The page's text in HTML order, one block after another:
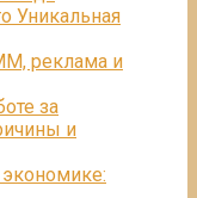
Уникальная
реклама и
за
и